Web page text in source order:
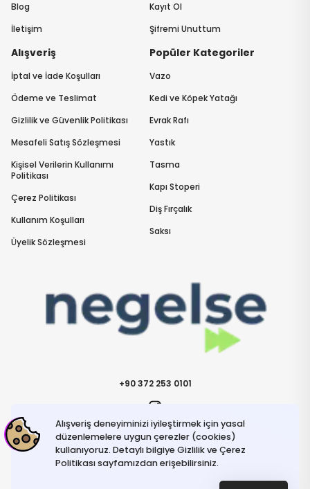
Alışveriş deneyiminizi iyileştirmek için yasal
düzenlemelere uygun çerezler (cookies)
kullanıyoruz. Detaylı bilgiye Gizlilik ve Çerez
Politikası sayfamızdan erişebilirsiniz.
+90 372 253 0101
İletişime Geçininfo@negelse.com
Blog
İletişim
Kayıt Ol
Şifremi Unuttum
Alışveriş
İptal ve İade Koşulları
Ödeme ve Teslimat
Gizlilik ve Güvenlik Politikası
Mesafeli Satış Sözleşmesi
Kişisel Verilerin Kullanımı
Politikası
Çerez Politikası
Kullanım Koşulları
Üyelik Sözleşmesi
Popüler Kategoriler
Vazo
Kedi ve Köpek Yatağı
Evrak Rafı
Yastık
Tasma
Kapı Stoperi
Diş Fırçalık
Saksı